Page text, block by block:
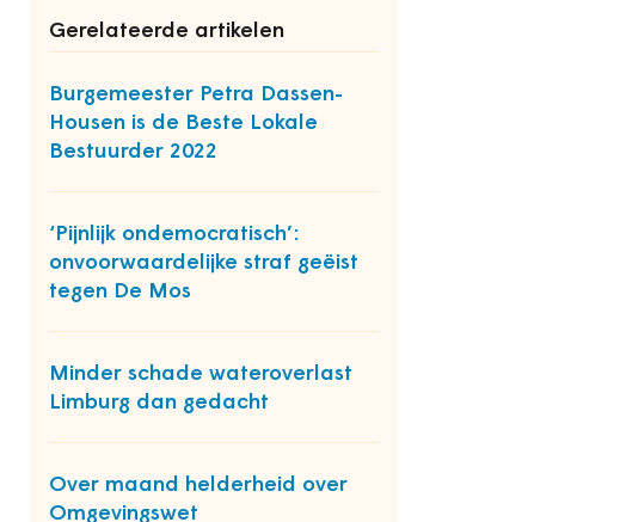
Gerelateerde artikelen
Burgemeester Petra Dassen-
Housen is de Beste Lokale
Bestuurder 2022
‘Pijnlijk ondemocratisch’:
onvoorwaardelijke straf geëist
tegen De Mos
Minder schade wateroverlast
Limburg dan gedacht
Over maand helderheid over
Omgevingswet